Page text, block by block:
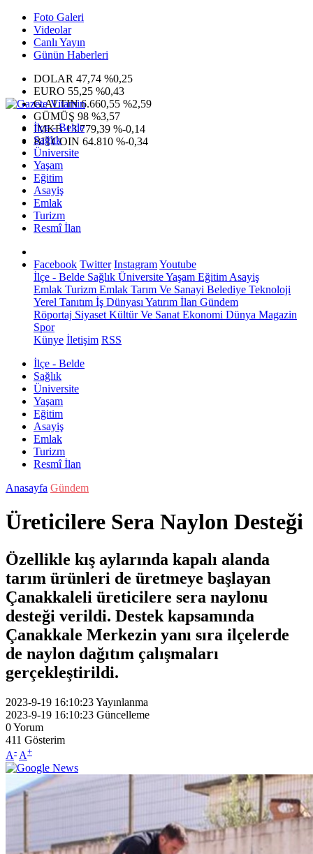
Foto Galeri
Videolar
Canlı Yayın
Günün Haberleri
DOLAR 47,74 %0,25
EURO 55,25 %0,43
G.ALTIN6.660,55 %2,59
GÜMÜŞ 98 %3,57
IMKB13.779,39 %-0,14
BITCOIN 64.810 %-0,34
İlçe - Belde
Sağlık
Üniversite
Yaşam
Eğitim
Asayiş
Emlak
Turizm
Resmî İlan
Facebook Twitter InstagramYoutube
İlçe - Belde Sağlık ÜniversiteYaşam Eğitim Asayiş
Emlak Turizm Emlak Tarım Ve Sanayi Belediye Teknoloji
Yerel Tanıtım İş Dünyası Yatırım İlan Gündem
Röportaj Siyaset Kültür Ve Sanat Ekonomi Dünya Magazin
Spor
Künye İletişim RSS
İlçe - Belde
Sağlık
Üniversite
Yaşam
Eğitim
Asayiş
Emlak
Turizm
Resmî İlan
Anasayfa Gündem
Üreticilere Sera Naylon Desteği
Özellikle kış aylarında kapalı alanda
tarım ürünleri de üretmeye başlayan
Çanakkaleli üreticilere sera naylonu
desteği verildi. Destek kapsamında
Çanakkale Merkezin yanı sıra ilçelerde
de naylon dağıtım çalışmaları
gerçekleştirildi.
2023-9-19 16:10:23Yayınlanma
2023-9-19 16:10:23 Güncelleme
0Yorum
411 Gösterim
A- A+